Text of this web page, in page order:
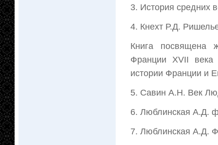
3. История средних
4. Кнехт Р.Д.
Книга посвящена
Франции ХVII века
истории Франции и
5. Савин А.Н. Век
6. Люблинская А.Д.
7. Люблинская А.Д.